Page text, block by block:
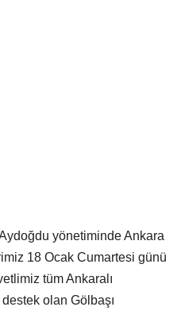
yönetiminde Ankara
18 Ocak Cumartesi günü
tüm Ankaralı
olan Gölbaşı